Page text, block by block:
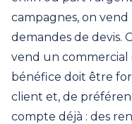
campagnes, on
demandes de devis.
vend un commercial
bénéfice doit être
client et, de
compte déjà : des